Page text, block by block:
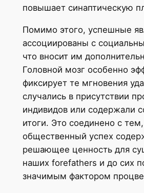
повышает синаптическую
Помимо этого, успешные
ассоциированы с
что вносит им
Головной мозг особенно
фиксирует те мгновения
случались в присутствии
индивидов или содержали
итоги. Это соединено с
общественный успех
решающее ценность для
наших forefathers и до сих
значимым фактором